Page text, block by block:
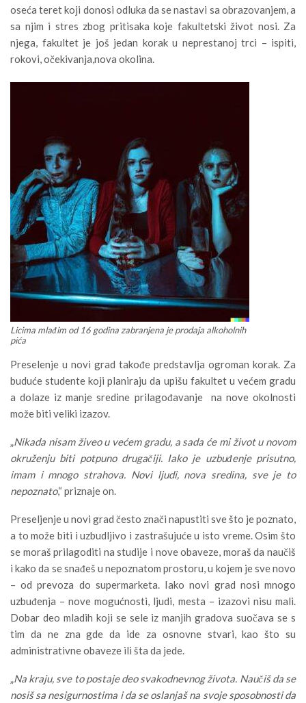
oseća teret koji donosi odluka da se nastavi sa obrazovanjem, a
sa njim i stres zbog pritisaka koje fakultetski život nosi. Za
njega, fakultet je još jedan korak u neprestanoj trci – ispiti,
rokovi, očekivanja,nova okolina.
Licima mlađim od 16 godina zabranjena je prodaja alkoholnih
pića
Preselenje u novi grad takođe predstavlja ogroman korak. Za
buduće studente koji planiraju da upišu fakultet u većem gradu
a dolaze iz manje sredine prilagođavanje na nove okolnosti
može biti veliki izazov.
„Nikada nisam živeo u većem gradu, a sada će mi život u novom
okruženju biti potpuno drugačiji. Iako je uzbuđenje prisutno,
imam i mnogo strahova. Novi ljudi, nova sredina, sve je to
nepoznato,“ priznaje on.
Preseljenje u novi grad često znači napustiti sve što je poznato,
a to može biti i uzbudljivo i zastrašujuće u isto vreme. Osim što
se moraš prilagoditi na studije i nove obaveze, moraš da naučiš
i kako da se snađeš u nepoznatom prostoru, u kojem je sve novo
– od prevoza do supermarketa. Iako novi grad nosi mnogo
uzbuđenja – nove mogućnosti, ljudi, mesta – izazovi nisu mali.
Dobar deo mladih koji se sele iz manjih gradova suočava se s
tim da ne zna gde da ide za osnovne stvari, kao što su
administrativne obaveze ili šta da jede.
„Na kraju, sve to postaje deo svakodnevnog života. Naučiš da se
nosiš sa nesigurnostima i da se oslanjaš na svoje sposobnosti da